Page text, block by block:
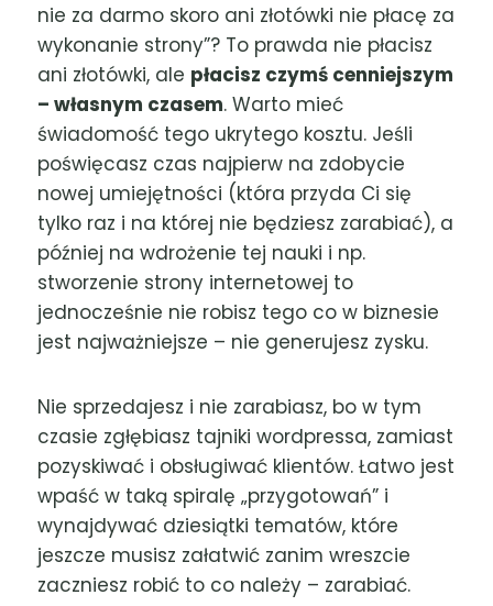
nie za darmo skoro ani złotówki nie płacę za
wykonanie strony”? To prawda nie płacisz
ani złotówki, ale płacisz czymś cenniejszym
– własnym czasem. Warto mieć
świadomość tego ukrytego kosztu. Jeśli
poświęcasz czas najpierw na zdobycie
nowej umiejętności (która przyda Ci się
tylko raz i na której nie będziesz zarabiać), a
później na wdrożenie tej nauki i np.
stworzenie strony internetowej to
jednocześnie nie robisz tego co w biznesie
jest najważniejsze – nie generujesz zysku.
Nie sprzedajesz i nie zarabiasz, bo w tym
czasie zgłębiasz tajniki wordpressa, zamiast
pozyskiwać i obsługiwać klientów. Łatwo jest
wpaść w taką spiralę „przygotowań” i
wynajdywać dziesiątki tematów, które
jeszcze musisz załatwić zanim wreszcie
zaczniesz robić to co należy – zarabiać.